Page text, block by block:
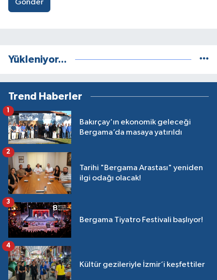
Gönder
Yükleniyor...
Trend Haberler
Bakırçay'ın ekonomik geleceği
Bergama’da masaya yatırıldı
1
Tarihi "Bergama Arastası" yeniden
ilgi odağı olacak!
2
Bergama Tiyatro Festivali başlıyor!
3
Kültür gezileriyle İzmir’i keşfettiler
4